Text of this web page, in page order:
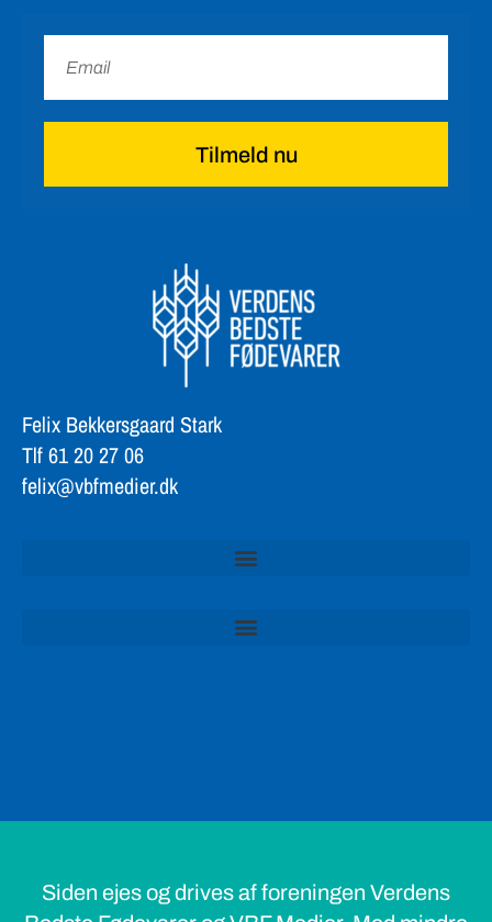
Tilmeld nu
Felix Bekkersgaard Stark
Tlf 61 20 27 06
felix@vbfmedier.dk
Siden ejes og drives af foreningen Verdens